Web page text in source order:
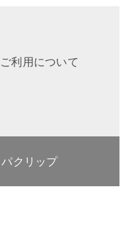
利用について
クリップ